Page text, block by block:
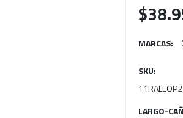
MARCAS:
SKU:
LARGO-